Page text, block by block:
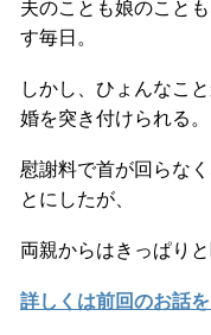
夫のことも娘のこと
す毎日。
しかし、ひょんなこ
婚を突き付けられる。
慰謝料で首が回らな
とにしたが、
両親からはきっぱり
詳しくは前回のお話